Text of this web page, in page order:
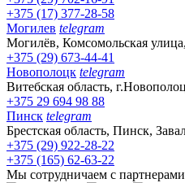
+375 (17) 377-28-58
Могилев telegram
Могилёв, Комсомольская
+375 (29) 673-44-41
Новополоцк telegram
Витебская область,
+375 29 694 98 88
Пинск telegram
Брестская область, Пинск,
+375 (29) 922-28-22
+375 (165) 62-63-22
Мы сотрудничаем с